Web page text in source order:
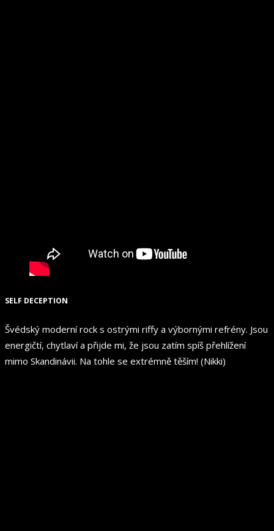
SELF DECEPTION
Švédský moderní rock s ostrými riffy a výbornými refrény. Jsou
energičtí, chytlaví a přijde mi, že jsou zatím spíš přehlížení
mimo Skandinávii. Na tohle se extrémně těším! (Nikki)